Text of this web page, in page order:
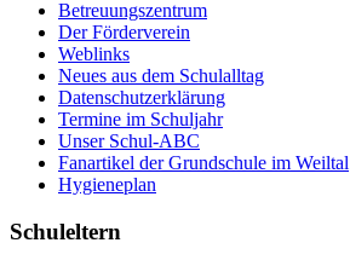
Betreuungszentrum
Der Förderverein
Weblinks
Neues aus dem Schulalltag
Datenschutzerklärung
Termine im Schuljahr
Unser Schul-ABC
Fanartikel der Grundschule im Weiltal
Hygieneplan
Schuleltern